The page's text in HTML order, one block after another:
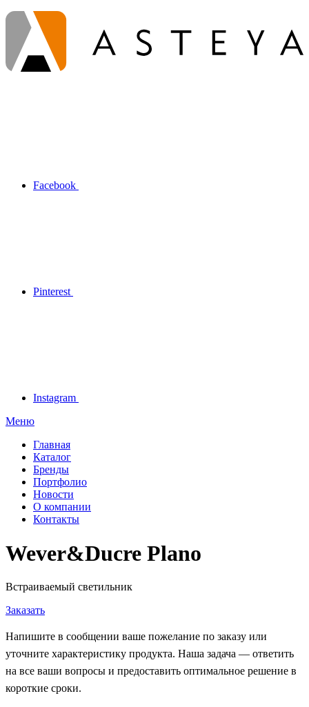
Facebook
Pinterest
Instagram
Меню
Главная
Каталог
Бренды
Портфолио
Новости
О компании
Контакты
Wever&Ducre Plano
Встраиваемый светильник
Заказать
Напишите в сообщении ваше пожелание по заказу или
уточните характеристику продукта. Наша задача — ответить
на все ваши вопросы и предоставить оптимальное решение в
короткие сроки.